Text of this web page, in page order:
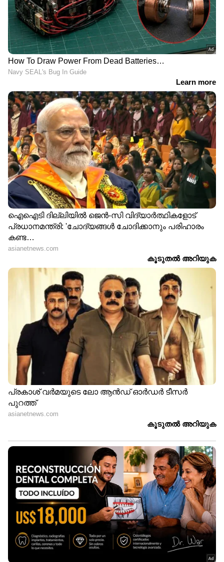
10
15
ഇത് പ്രകാരം ഇന്ന് കേരളത്തിലെ 9 ജില്ലകളില്‍
യെല്ലോ ജാഗ്രത നിർദ്ദേശം പുറപ്പെടുവിച്ചു.
കോട്ടയം, എറണാകുളം, ഇടുക്കി, പാലക്കാട്,
മലപ്പുറം, കോഴിക്കോട്, വയനാട്, കണ്ണൂർ,
കാസ‍ർകോട് ജില്ലകളിലാണ് ഇന്ന് യെല്ലോ
അലർട്ട്. വയനാട് അമ്പുകുത്തി മലയ്ക്ക്
സമീപം മലവയലില്‍ മലവെള്ളപ്പാച്ചില്‍
രൂക്ഷമായി.
11
15
തോട് കരകവിഞ്ഞതിനെ തുടർന്ന് വെള്ളം
ജനവാസ കേന്ദ്രത്തിലേക്ക് ഒഴുകി. ചില
വീടുകളിൽ വെള്ളം കയറി. വയലിനോട് ചേർന്ന
സ്ഥലമായതിനാൽ വേഗത്തിൽ വെള്ളം
കയറുകയായിരുന്നു. മഴ തുടരുന്ന
സാഹചര്യത്തിൽ പ്രദേശത്ത് നിന്ന്
കുടുംബങ്ങളെ മാറ്റി പാർപ്പിക്കുമെന്ന് വാർഡ്
മെമ്പർ അറിയിച്ചു.